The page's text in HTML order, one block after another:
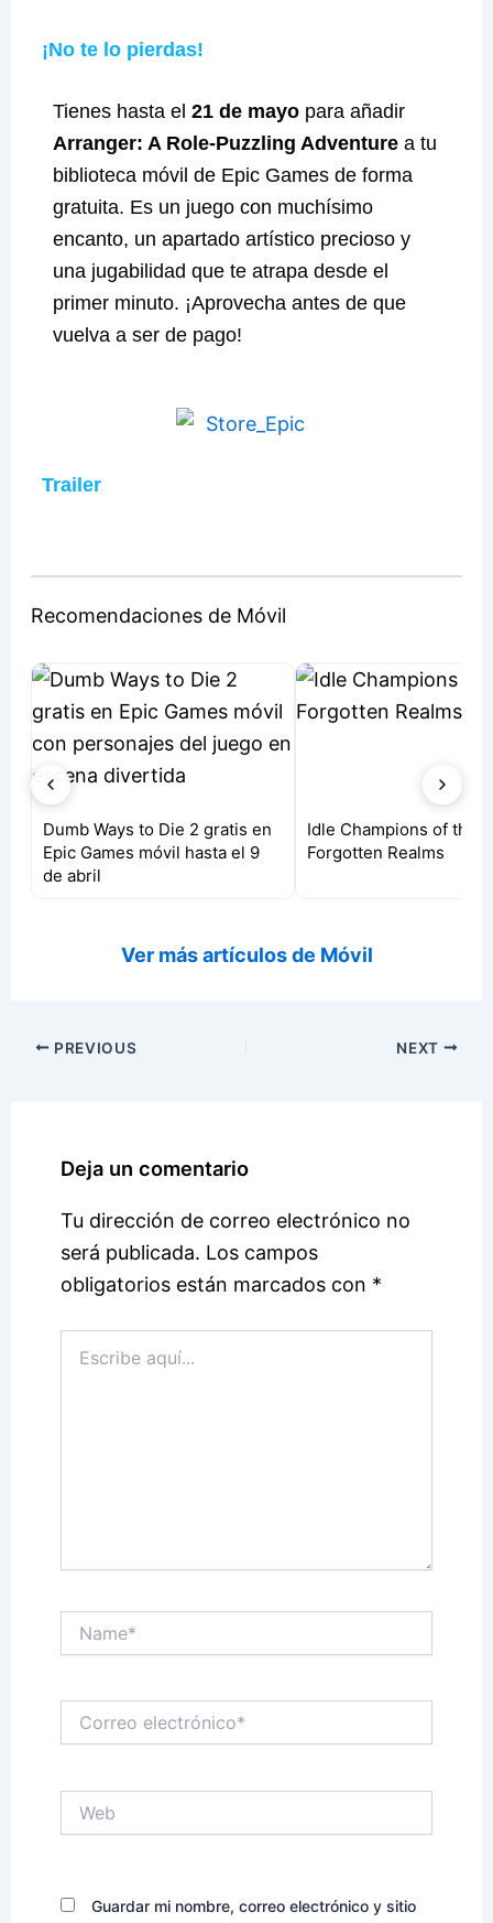
¡No te lo pierdas!
Tienes hasta el 21 de mayopara añadir
Arranger: A Role-Puzzling Adventurea tu
biblioteca móvil de Epic Games de forma
gratuita. Es un juego con muchísimo
encanto, un apartado artístico precioso y
una jugabilidad que te atrapa desde el
primer minuto. ¡Aprovecha antes de que
vuelva a ser de pago!
Trailer
Recomendaciones de Móvil
Idle Champions of the
Forgotten Realms
Free Fire: El Juego que
Revolucionó los Battle
Ver más artículos de Móvil
PREVIOUS NEXT
Deja un comentario
Tu dirección de correo electrónico no
será publicada. Los campos
obligatorios están marcados con *
aquí...
electrónico*
Guardar mi nombre, correo electrónico y sitio